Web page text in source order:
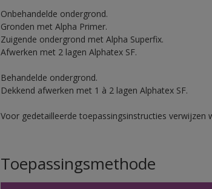
Onbehandelde ondergrond.
Gronden met Alpha Primer.
Zuigende ondergrond met Alpha Superfix.
Afwerken met 2 lagen Alphatex SF.
Behandelde ondergrond.
Dekkend afwerken met 1 à 2 lagen Alphatex SF.
Voor gedetailleerde toepassingsinstructies
Toepassingsmethode